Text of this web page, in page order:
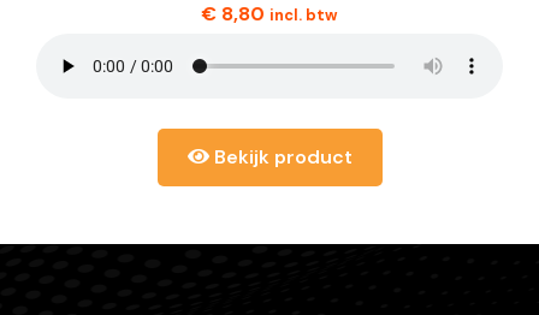
€ 8,80 incl. btw
Bekijk product